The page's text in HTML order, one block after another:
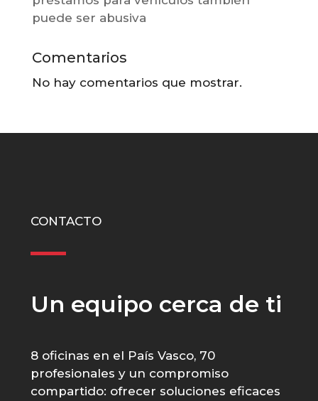
puede ser abusiva
Comentarios
No hay comentarios que mostrar.
CONTACTO
Un equipo cerca de ti
8 oficinas en el País Vasco, 70
profesionales y un compromiso
compartido: ofrecer soluciones eficaces